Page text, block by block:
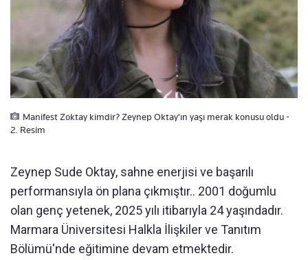
Manifest Zoktay kimdir? Zeynep Oktay'ın yaşı merak konusu oldu -
2. Resim
Zeynep Sude Oktay, sahne enerjisi ve başarılı
performansıyla ön plana çıkmıştır.. 2001 doğumlu
olan genç yetenek, 2025 yılı itibarıyla 24 yaşındadır.
Marmara Üniversitesi Halkla İlişkiler ve Tanıtım
Bölümü'nde eğitimine devam etmektedir.